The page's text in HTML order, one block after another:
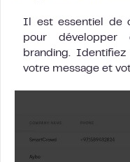
Il est essentiel de
pour développer
branding.
votre message et